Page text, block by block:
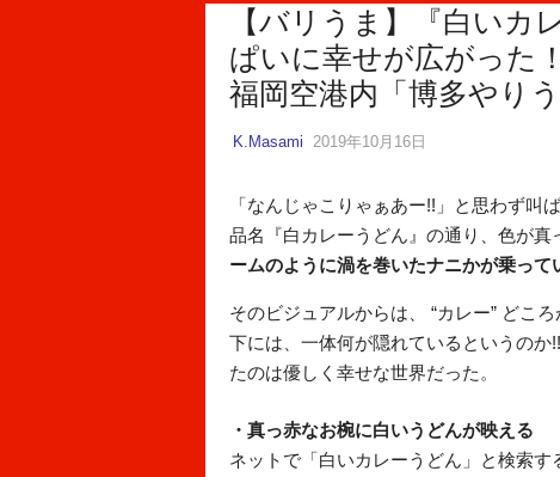
トップ
トップ
トップ
【バリうま】『白いカ
ぱいに幸せが広がった
福岡空港内「博多やりう
K.Masami 2019年10月16日
「なんじゃこりゃぁあー!!」と思わず叫
品名『白カレーうどん』の通り、色が
ームのように渦を巻いたナニかが乗って
そのビジュアルからは、 “カレー” どこ
下には、一体何が隠れているというの
たのは優しく幸せな世界だった。
・真っ赤なお椀に白いうどんが映える
ネットで「白いカレーうどん」と検索